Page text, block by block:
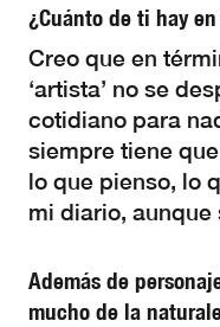
¿Cuánto de ti hay
Creo que en
‘artista’ no se
cotidiano para
siempre tiene
lo que pienso, lo
mi diario, aunque
Además de
mucho de la